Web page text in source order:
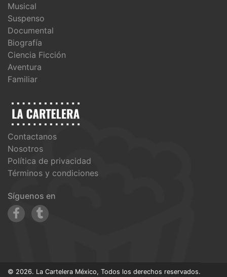
Musical
Suspenso
Documental
Biografía
Ciencia Ficción
Aventura
Familiar
Contactanos
Nosotros
Política de privacidad
Términos y condiciones
Síguenos en
© 2026. La Cartelera México, Todos los derechos reservados.